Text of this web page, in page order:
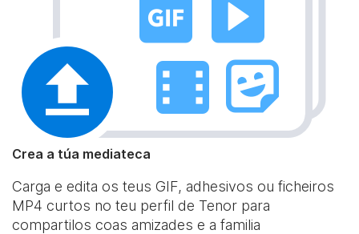
Crea a túa mediateca
Carga e edita os teus GIF, adhesivos ou ficheiros
MP4 curtos no teu perfil de Tenor para
compartilos coas amizades e a familia